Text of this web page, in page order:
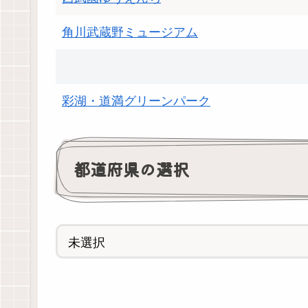
角川武蔵野ミュージアム
彩湖・道満グリーンパーク
都道府県の選択